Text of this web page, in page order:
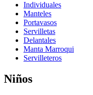
Individuales
Manteles
Portavasos
Servilletas
Delantales
Manta Marroqui
Servilleteros
Niños